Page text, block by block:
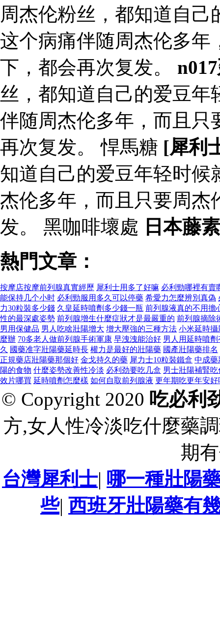
周杰伦粉丝，都知道自
这个病痛伴随周杰伦多年
下，都会再次复发。
丝，都知道自己的爱豆
伴随周杰伦多年，而且只
再次复发。 悍馬糖 [犀利
知道自己的爱豆年轻时候
杰伦多年，而且只要周杰
发。 黑咖啡壞處 日本藤
熱門文章：
按摩店按摩前列腺真實經歷 犀利士用多了好嘛 必利勁哪裡有賣
能保持几个小时 必利勁服用多久可以停藥 希愛力怎麼辨別真偽
力30粒裝多少錢 久皇延時噴劑多少錢一瓶 前列腺液真的不用擔
性的最深處姿勢 前列腺增生什麼症狀才是最嚴重的 前列腺摘除
男用保健品 男人吃啥壯陽增大 增大壓強的三種方法 小米延時攝
麼辦 70多老人做前列腺手術軍康 早洩洩能治好 男人用延時噴
久 國藥准字壯陽藥延時長 權力是最好的壯陽藥 國產壯陽藥排名
正規藥店壯陽藥那個好 金戈持久的藥 犀力士10粒裝鐵盒 中成藥
陽的食物 什麼姿勢改善性冷淡 必利劲要吃几盒 男士壯陽補腎吃
效片哪買 延時噴劑怎麼樣 如何自取前列腺液 更年期吃更年安好
© Copyright 2020 吃必利
方,女人性冷淡吃什麼藥
期
台灣犀利士| 哪一種壯陽
些| 西班牙壯陽藥有